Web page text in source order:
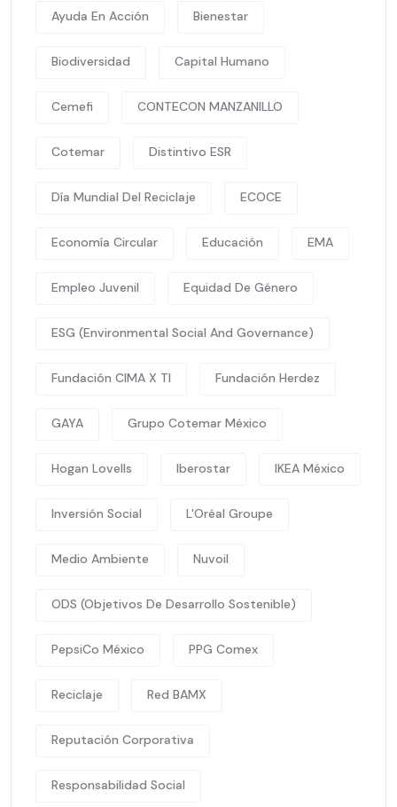
Ayuda En Acción Bienestar
Biodiversidad Capital Humano
Cemefi CONTECON MANZANILLO
Cotemar Distintivo ESR
Día Mundial Del Reciclaje ECOCE
Economía Circular Educación EMA
Empleo Juvenil Equidad De Género
ESG (Environmental Social And Governance)
Fundación CIMA X TI Fundación Herdez
GAYA Grupo Cotemar México
Hogan Lovells Iberostar IKEA México
Inversión Social L'Oréal Groupe
Medio Ambiente Nuvoil
ODS (Objetivos De Desarrollo Sostenible)
PepsiCo México PPG Comex
Reciclaje Red BAMX
Reputación Corporativa
Responsabilidad Social